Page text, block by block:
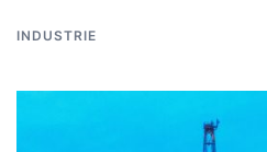
INDUSTRIE